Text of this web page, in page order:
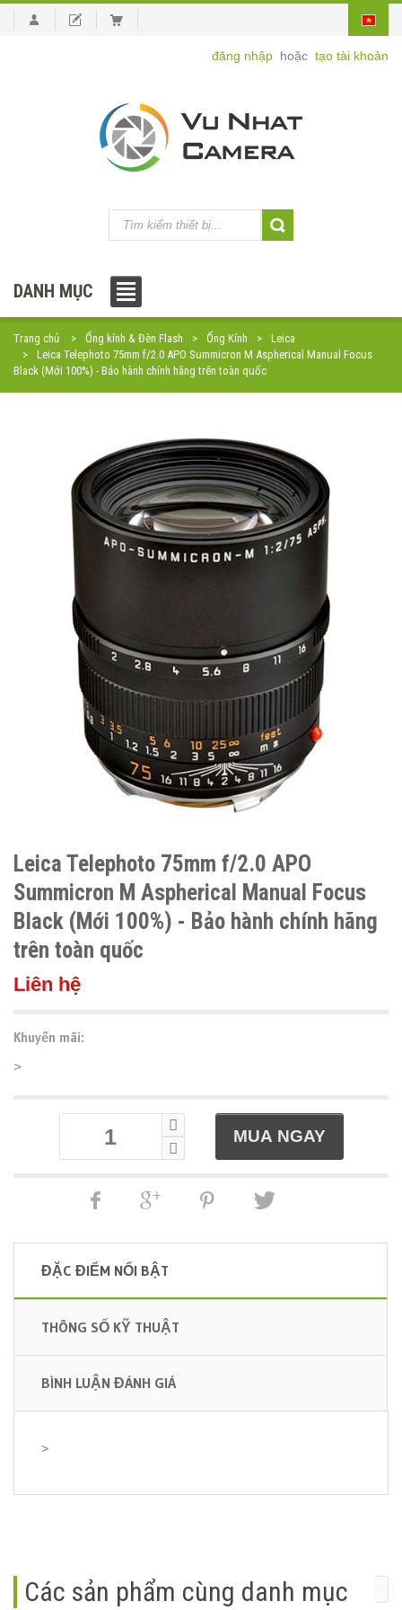
đăng nhập hoặc tạo tài khoản
DANH MỤC
Trang chủ Ống kính & Đèn Flash Ống Kính
Leica
Leica Telephoto 75mm f/2.0 APO Summicron M Aspherical Manual Focus
Black (Mới 100%) - Bảo hành chính hãng trên toàn quốc
Leica Telephoto 75mm f/2.0 APO
Summicron M Aspherical Manual Focus
Black (Mới 100%) - Bảo hành chính hãng
trên toàn quốc
Liên hệ
Khuyến mãi:
>
ĐẶC ĐIỂM NỔI BẬT
THÔNG SỐ KỸ THUẬT
BÌNH LUẬN ĐÁNH GIÁ
>
Các sản phẩm cùng danh mục